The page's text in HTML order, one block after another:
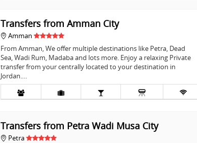
Transfers from Amman City
Amman
From Amman, We offer multiple destinations like Petra, Dead
Sea, Wadi Rum, Madaba and lots more. Enjoy a relaxing Private
transfer from your centrally located to your destination in
Jordan.…
Transfers from Petra Wadi Musa City
Petra